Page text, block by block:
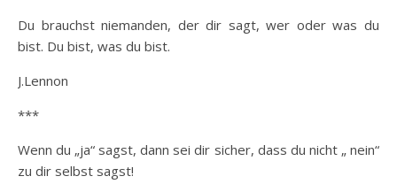
Du brauchst niemanden, der dir sagt, wer oder was du
bist. Du bist, was du bist.
J.Lennon
***
Wenn du „ja“ sagst, dann sei dir sicher, dass du nicht „ nein“
zu dir selbst sagst!